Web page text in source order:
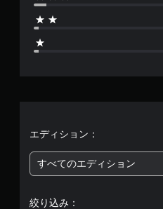
エディション：
すべてのエディション
絞り込み：